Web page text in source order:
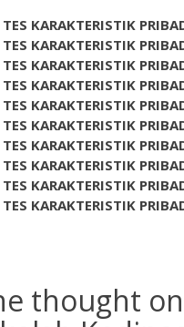
TES KARAKTERISTIK
TES KARAKTERISTIK
TES KARAKTERISTIK
TES KARAKTERISTIK
TES KARAKTERISTIK
TES KARAKTERISTIK
TES KARAKTERISTIK
TES KARAKTERISTIK
TES KARAKTERISTIK
TES KARAKTERISTIK
thought on